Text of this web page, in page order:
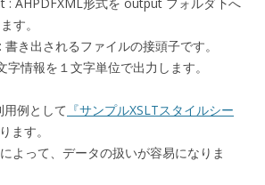
す。
き出されるファイルの接頭子です。
字情報を１文字単位で出力します。
例として 『サンプルXSLTスタイルシー
ます。
よって、データの扱いが容易になりま